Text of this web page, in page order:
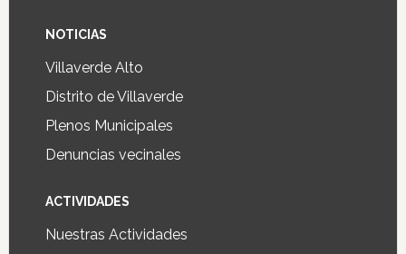
NOTICIAS
Villaverde Alto
Distrito de Villaverde
Plenos Municipales
Denuncias vecinales
ACTIVIDADES
Nuestras Actividades